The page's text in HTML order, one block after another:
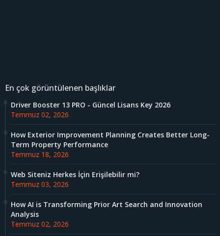
En çok görüntülenen başlıklar
Driver Booster 13 PRO - Güncel Lisans Key 2026
Temmuz 02, 2026
How Exterior Improvement Planning Creates Better Long-
Term Property Performance
Temmuz 18, 2026
Web Siteniz Herkes İçin Erişilebilir mi?
Temmuz 03, 2026
How AI is Transforming Prior Art Search and Innovation
Analysis
Temmuz 02, 2026